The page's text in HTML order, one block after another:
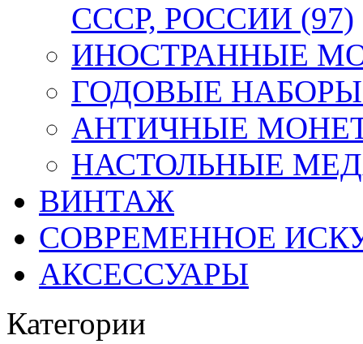
СССР, РОССИИ (97)
ИНОСТРАННЫЕ
ГОДОВЫЕ НАБОРЫ
АНТИЧНЫЕ
НАСТОЛЬНЫЕ
ВИНТАЖ
СОВРЕМЕННОЕ
АКСЕССУАРЫ
Категории